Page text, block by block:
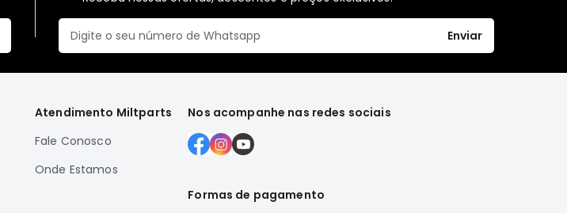
Enviar
Atendimento Miltparts
Fale Conosco
Onde Estamos
Nos acompanhe nas redes sociais
Formas de pagamento